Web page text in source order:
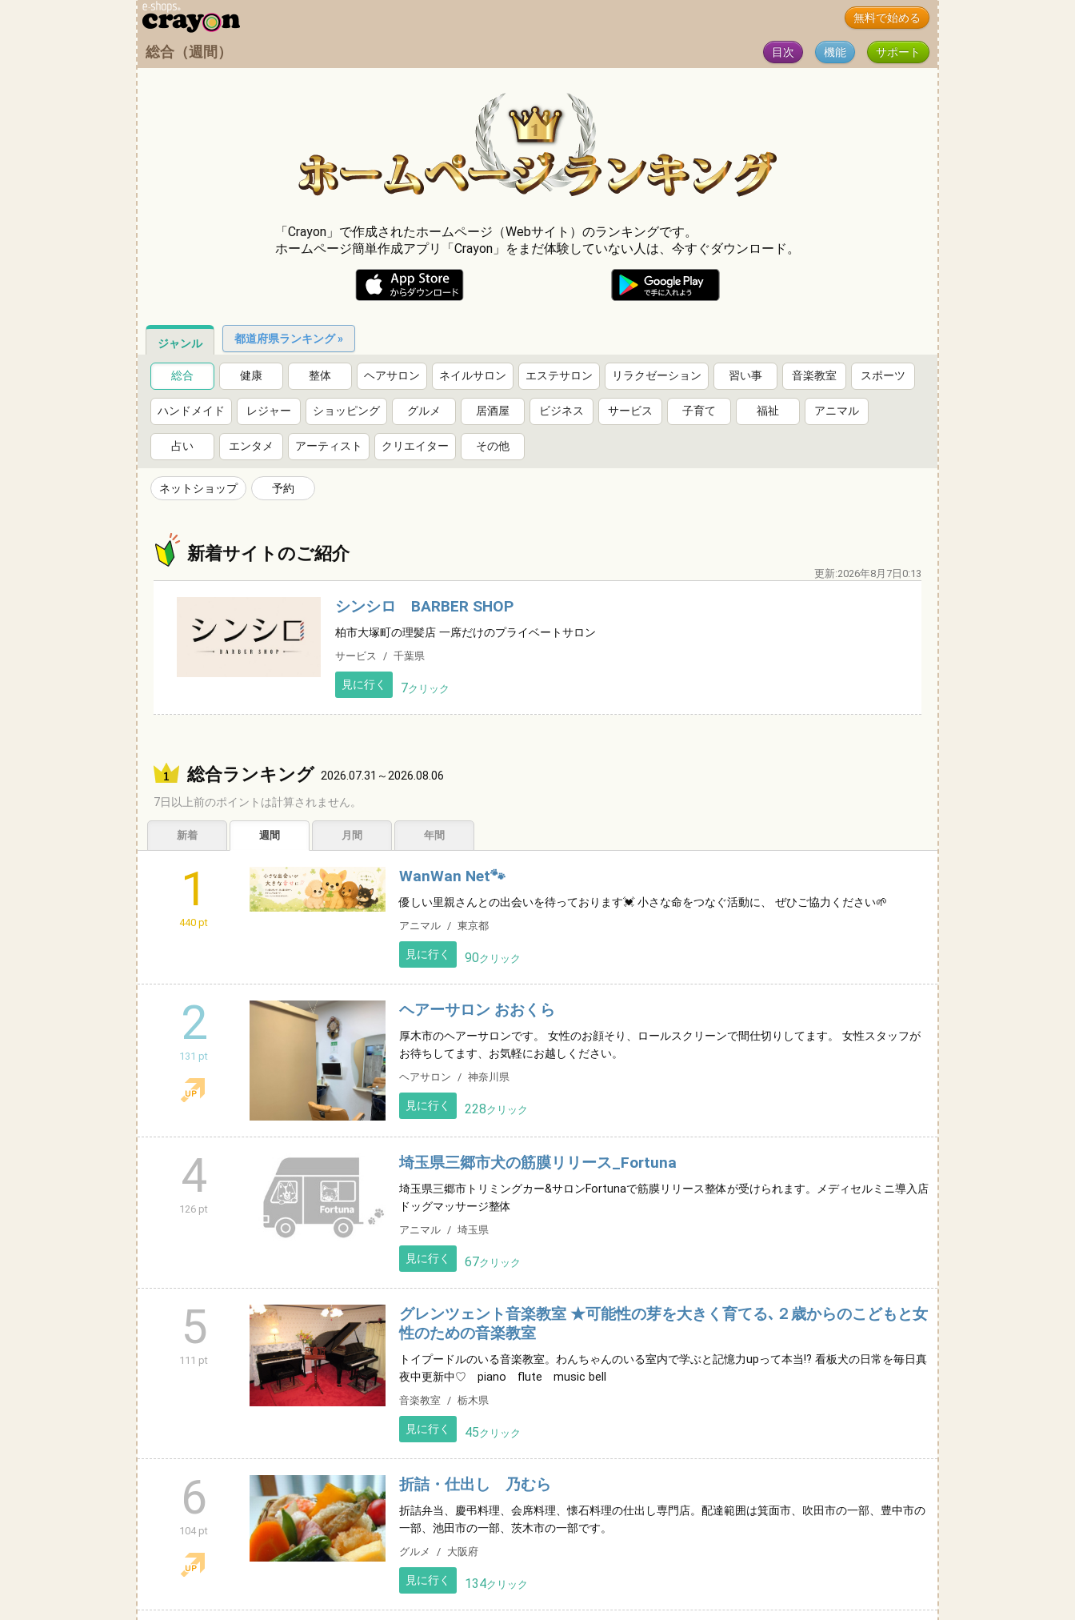
無料で始める
目次 機能 サポート
総合（週間）
「Crayon」で作成されたホームページ（Webサイト）のランキングです。
ホームページ簡単作成アプリ「Crayon」をまだ体験していない人は、今すぐダウンロード。
ジャンル 都道府県ランキング »
総合 健康 整体 ヘアサロン ネイルサロン エステサロン リラクゼーション 習い事 音楽教室 スポーツ
ハンドメイド レジャー ショッピング グルメ 居酒屋 ビジネス サービス 子育て 福祉 アニマル
占い エンタメ アーティスト クリエイター その他
ネットショップ 予約
新着サイトのご紹介
更新:2026年8月7日0:13
シンシロ BARBER SHOP
柏市大塚町の理髪店 一席だけのプライベートサロン
サービス 千葉県
見に行く 7クリック
総合ランキング 2026.07.31～2026.08.06
7日以上前のポイントは計算されません。
新着 週間 月間 年間
1
440 pt
WanWan Net🐾
優しい里親さんとの出会いを待っております💓 小さな命をつなぐ活動に、 ぜひご協力ください🌱
アニマル 東京都
見に行く 90クリック
2
131 pt
ヘアーサロン おおくら
厚木市のヘアーサロンです。 女性のお顔そり、ロールスクリーンで間仕切りしてます。 女性スタッフが
お待ちしてます、お気軽にお越しください。
ヘアサロン 神奈川県
見に行く 228クリック
4
126 pt
埼玉県三郷市犬の筋膜リリース_Fortuna
埼玉県三郷市トリミングカー&サロンFortunaで筋膜リリース整体が受けられます。メディセルミニ導入店
ドッグマッサージ整体
アニマル 埼玉県
見に行く 67クリック
5
111 pt
グレンツェント音楽教室 ★可能性の芽を大きく育てる､２歳からのこどもと女
性のための音楽教室
トイプードルのいる音楽教室。わんちゃんのいる室内で学ぶと記憶力upって本当!? 看板犬の日常を毎日真
夜中更新中♡ piano flute music bell
音楽教室 栃木県
見に行く 45クリック
6
104 pt
折詰・仕出し 乃むら
折詰弁当、慶弔料理、会席料理、懐石料理の仕出し専門店。配達範囲は箕面市、吹田市の一部、豊中市の
一部、池田市の一部、茨木市の一部です。
グルメ 大阪府
見に行く 134クリック